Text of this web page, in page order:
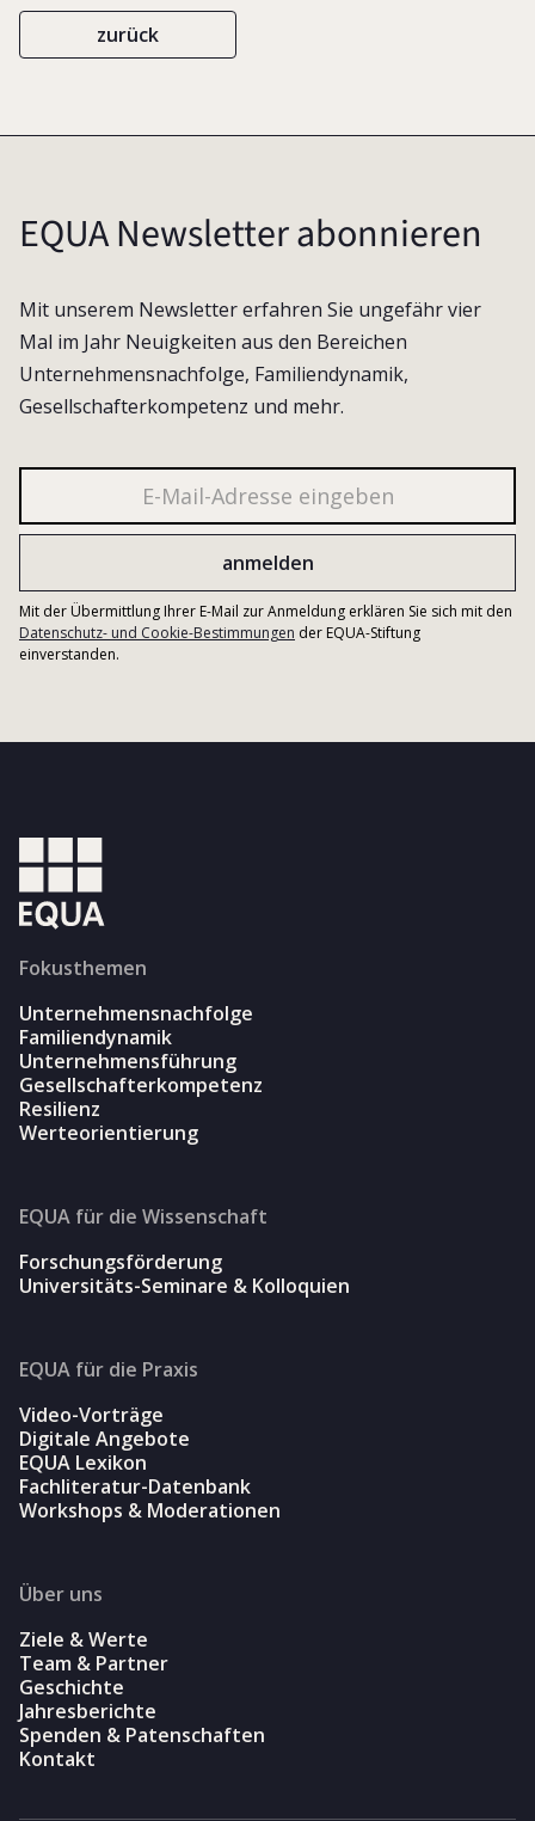
zurück
EQUA Newsletter abonnieren
Mit unserem Newsletter erfahren Sie ungefähr vier
Mal im Jahr Neuigkeiten aus den Bereichen
Unternehmensnachfolge, Familiendynamik,
Gesellschafterkompetenz und mehr.
Mit der Übermittlung Ihrer E-Mail zur Anmeldung erklären Sie sich mit den
Datenschutz- und Cookie-Bestimmungen der EQUA-Stiftung
einverstanden.
Fokusthemen
Unternehmensnachfolge
Familiendynamik
Unternehmensführung
Gesellschafterkompetenz
Resilienz
Werteorientierung
EQUA für die Wissenschaft
Forschungsförderung
Universitäts-Seminare & Kolloquien
EQUA für die Praxis
Video-Vorträge
Digitale Angebote
EQUA Lexikon
Fachliteratur-Datenbank
Workshops & Moderationen
Über uns
Ziele & Werte
Team & Partner
Geschichte
Jahresberichte
Spenden & Patenschaften
Kontakt